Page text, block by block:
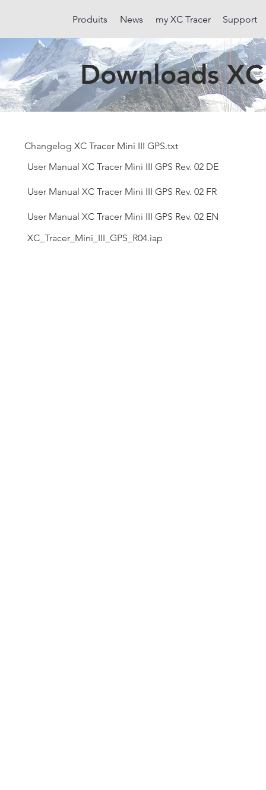
Produits News my XC Tracer Support
Downloads
Changelog XC Tracer Mini III GPS.txt
User Manual XC Tracer Mini III GPS Rev. 02 DE
User Manual XC Tracer Mini III GPS Rev. 02 FR
User Manual XC Tracer Mini III GPS Rev. 02 EN
XC_Tracer_Mini_III_GPS_R04.iap